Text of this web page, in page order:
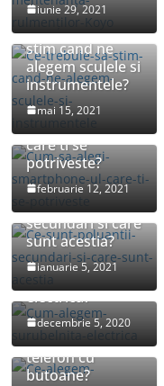
iunie 29, 2021
Ce trebuie sa
stim cand ne
alegem sculele si
instrumentele?
mai 15, 2021
Cum sa alegi
smartphone-ul
care ti se
potriveste?
februarie 12, 2021
Ce sunt poluantii
secundari si care
sunt acestia?
ianuarie 5, 2021
Cum alegem
surubelnita
electrica?
decembrie 5, 2020
Ce alegem:
smartphone sau
telefon cu
butoane?